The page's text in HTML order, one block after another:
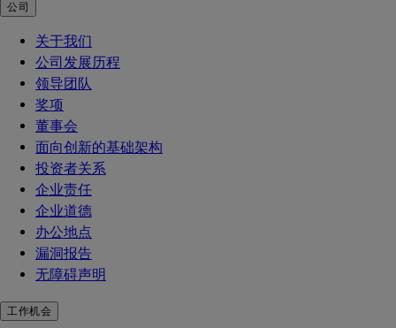
公司
关于我们
公司发展历程
领导团队
奖项
董事会
面向创新的基础架构
投资者关系
企业责任
企业道德
办公地点
漏洞报告
无障碍声明
工作机会